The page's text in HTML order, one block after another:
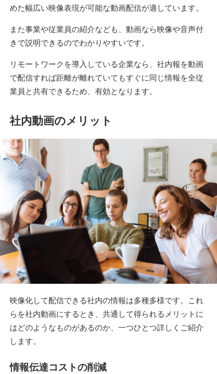
めた幅広い映像表現が可能な動画配信が適しています。
また事業や従業員の紹介なども、動画なら映像や音声付
きで説明できるのでわかりやすいです。
リモートワークを導入している企業なら、社内報を動画
で配信すれば距離が離れていてもすぐに同じ情報を全従
業員と共有できるため、有効となります。
社内動画のメリット
映像化して配信できる社内の情報は多種多様です。これ
らを社内動画にするとき、共通して得られるメリットに
はどのようなものがあるのか、一つひとつ詳しくご紹介
します。
情報伝達コストの削減